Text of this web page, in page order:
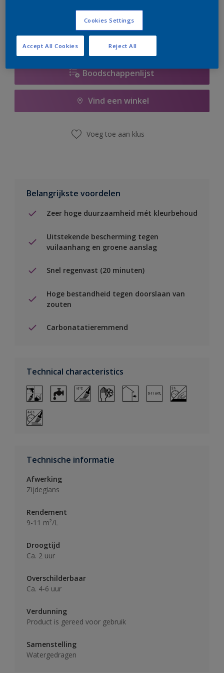
er hard aan om de voorraad aan te vullen.
Boodschappenlijst
Vind een winkel
Voeg toe aan klus
Belangrijkste voordelen
Zeer hoge duurzaamheid mét kleurbehoud
Uitstekende bescherming tegen
vuilaanhang en groene aanslag
Snel regenvast (20 minuten)
Hoge bestandheid tegen doorslaan van
zouten
Carbonatatieremmend
Technical characteristics
Technische informatie
Afwerking
Zijdeglans
Rendement
9-11 m²/L
Droogtijd
Ca. 2 uur
Overschilderbaar
Ca. 4-6 uur
Verdunning
Product is gereed voor gebruik
Samenstelling
Watergedragen
Cookies Settings
Reject All
Accept All Cookies